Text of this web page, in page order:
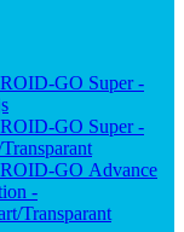
GO Super -
GO Super -
GO Advance
-
Transparant